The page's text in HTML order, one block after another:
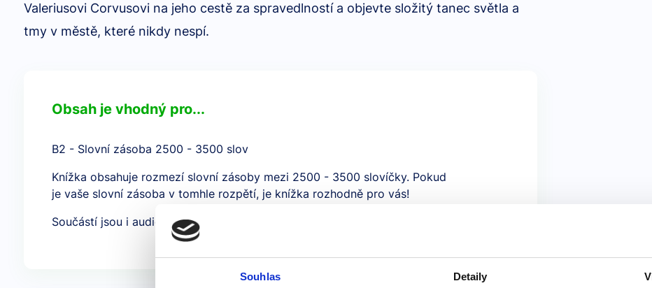
Souhlas Detaily
Valeriusovi Corvusovi na jeho cestě za spravedlností a objevte složitý tanec světla a
tmy v městě, které nikdy nespí.
Obsah je vhodný pro...
B2 - Slovní zásoba 2500 - 3500 slov
Knížka obsahuje rozmezí slovní zásoby mezi 2500 - 3500 slovíčky. Pokud
je vaše slovní zásoba v tomhle rozpětí, je knížka rozhodně pro vás!
Součástí jsou i audionahrávky celé knížky